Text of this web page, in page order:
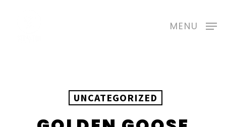
MENU
UNCATEGORIZED